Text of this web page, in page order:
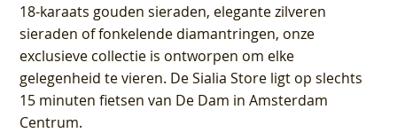
18-karaats gouden sieraden, elegante zilveren
sieraden of fonkelende diamantringen, onze
exclusieve collectie is ontworpen om elke
gelegenheid te vieren. De Sialia Store ligt op slechts
15 minuten fietsen van De Dam in Amsterdam
Centrum.